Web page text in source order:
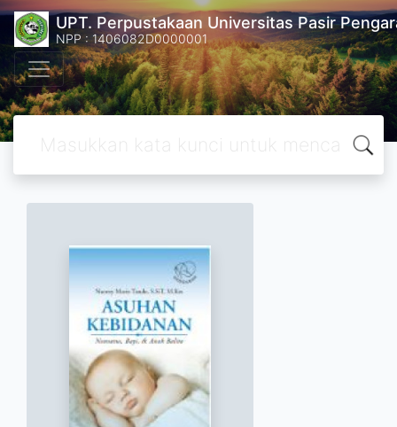
UPT. Perpustakaan Universitas Pasir
NPP : 1406082D0000001